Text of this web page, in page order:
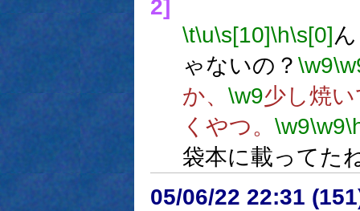
2]
\t\u\s[10]\h\s[0]
ゃないの？ \w9
か、 \w9少し焼
くやつ。 \w9\w9
袋本に載ってた
05/06/22 22:31